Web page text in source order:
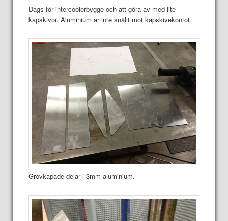
Dags för intercoolerbygge och att göra av med lite
kapskivor. Aluminium är inte snällt mot kapskivekontot.
Grovkapade delar i 3mm aluminium.